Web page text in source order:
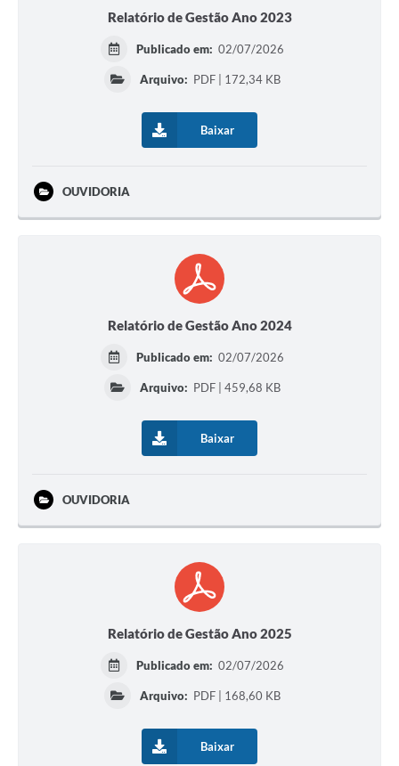
Relatório de Gestão Ano 2023
Publicado em: 02/07/2026
Arquivo: PDF | 172,34 KB
Baixar
OUVIDORIA
Relatório de Gestão Ano 2024
Publicado em: 02/07/2026
Arquivo: PDF | 459,68 KB
Baixar
OUVIDORIA
Relatório de Gestão Ano 2025
Publicado em: 02/07/2026
Arquivo: PDF | 168,60 KB
Baixar